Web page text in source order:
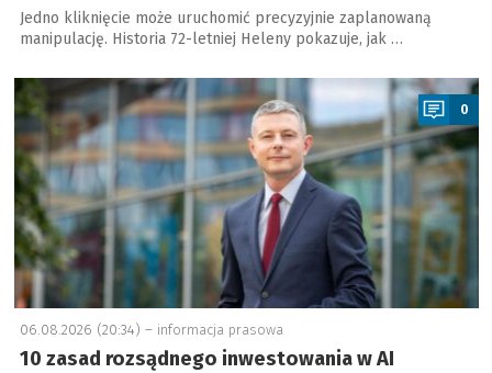
Jedno kliknięcie może uruchomić precyzyjnie zaplanowaną
manipulację. Historia 72-letniej Heleny pokazuje, jak …
a
0
06.08.2026 (20:34) – informacja prasowa
10 zasad rozsądnego inwestowania w AI